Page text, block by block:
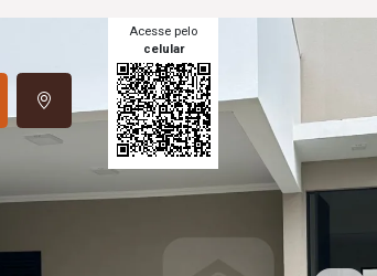
Acesse pelo
celular